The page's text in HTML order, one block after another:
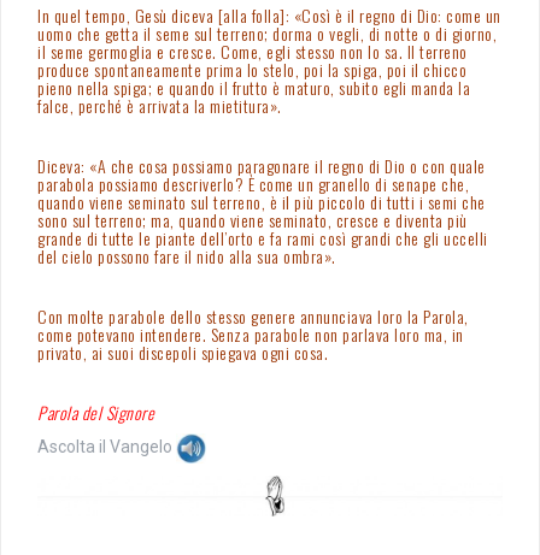
In quel tempo, Gesù diceva [alla folla]: «Così è il regno di Dio: come un
uomo che getta il seme sul terreno; dorma o vegli, di notte o di giorno,
il seme germoglia e cresce. Come, egli stesso non lo sa. Il terreno
produce spontaneamente prima lo stelo, poi la spiga, poi il chicco
pieno nella spiga; e quando il frutto è maturo, subito egli manda la
falce, perché è arrivata la mietitura».
Diceva: «A che cosa possiamo paragonare il regno di Dio o con quale
parabola possiamo descriverlo? È come un granello di senape che,
quando viene seminato sul terreno, è il più piccolo di tutti i semi che
sono sul terreno; ma, quando viene seminato, cresce e diventa più
grande di tutte le piante dell’orto e fa rami così grandi che gli uccelli
del cielo possono fare il nido alla sua ombra».
Con molte parabole dello stesso genere annunciava loro la Parola,
come potevano intendere. Senza parabole non parlava loro ma, in
privato, ai suoi discepoli spiegava ogni cosa.
Parola del Signore
Ascolta il Vangelo